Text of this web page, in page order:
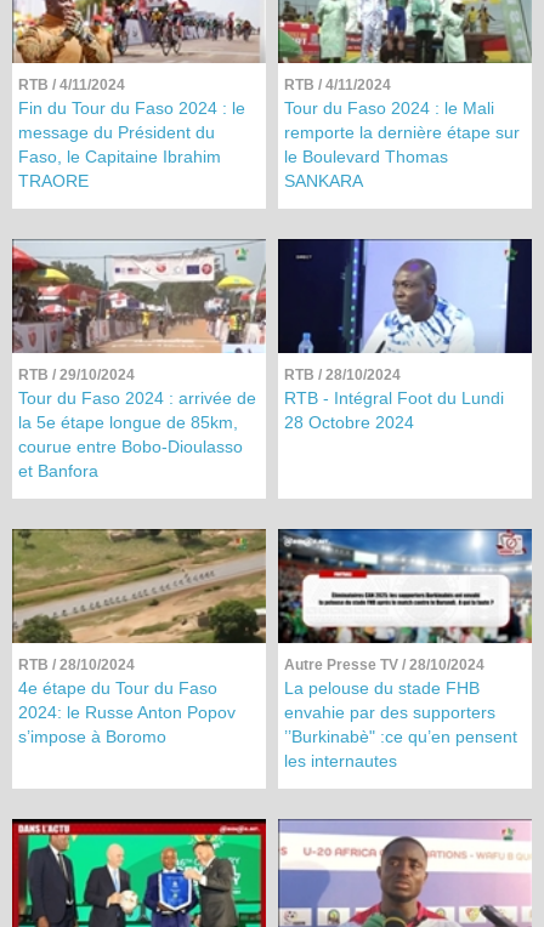
RTB / 4/11/2024
Fin du Tour du Faso 2024 : le
message du Président du
Faso, le Capitaine Ibrahim
TRAORE
RTB / 4/11/2024
Tour du Faso 2024 : le Mali
remporte la dernière étape sur
le Boulevard Thomas
SANKARA
RTB / 29/10/2024
Tour du Faso 2024 : arrivée de
la 5e étape longue de 85km,
courue entre Bobo-Dioulasso
et Banfora
RTB / 28/10/2024
RTB - Intégral Foot du Lundi
28 Octobre 2024
RTB / 28/10/2024
4e étape du Tour du Faso
2024: le Russe Anton Popov
s’impose à Boromo
Autre Presse TV / 28/10/2024
La pelouse du stade FHB
envahie par des supporters
’’Burkinabè" :ce qu’en pensent
les internautes